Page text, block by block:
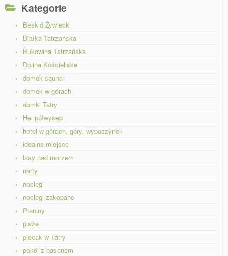
Kategorie
Beskid Żywiecki
Białka Tatrzańska
Bukowina Tatrzańska
Dolina Kościeliska
domek sauna
domek w górach
domki Tatry
Hel półwysep
hotel w górach, góry, wypoczynek
idealne miejsce
lasy nad morzem
narty
noclegi
noclegi zakopane
Pieniny
plaże
plecak w Tatry
pokój z basenem